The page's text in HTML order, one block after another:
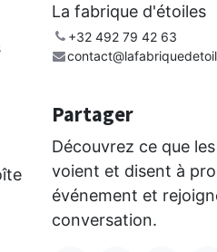
La fabrique d'étoiles
+32 492 79 42 63
Partager
Découvrez ce que
voient et disent à
événement et
conversation.